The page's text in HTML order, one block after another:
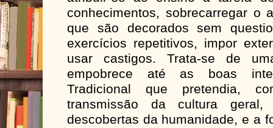
conhecimentos, sobrecarregar o
que são decorados sem
exercícios repetitivos, impor
usar castigos. Trata-se de
empobrece até as boas
Tradicional que pretendia,
transmissão da cultura
descobertas da humanidade, e a